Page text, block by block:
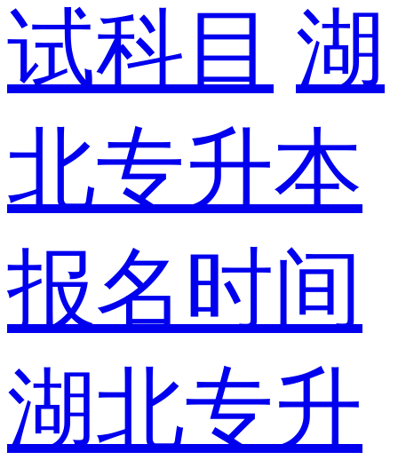
试科目 湖
北专升本
报名时间
湖北专升